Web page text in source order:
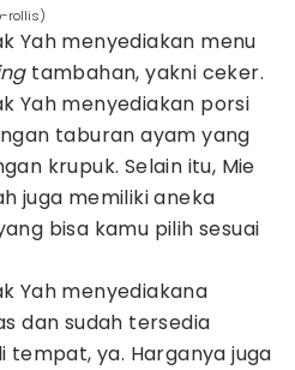
rollis)
Yah menyediakan menu
tambahan, yakni ceker.
Yah menyediakan porsi
taburan ayam yang
krupuk. Selain itu, Mie
juga memiliki aneka
bisa kamu pilih sesuai
Yah menyediakana
dan sudah tersedia
tempat, ya. Harganya juga